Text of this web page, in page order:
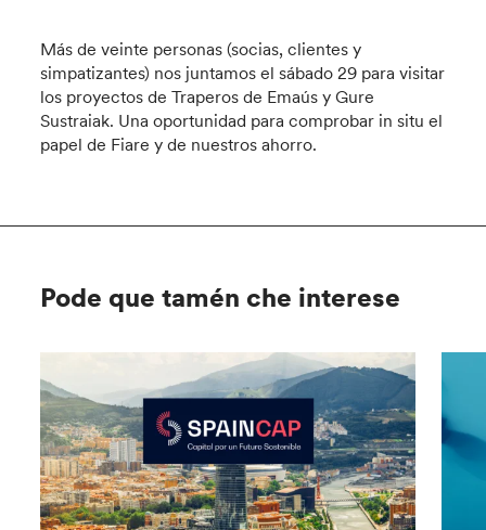
Más de veinte personas (socias, clientes y
simpatizantes) nos juntamos el sábado 29 para visitar
los proyectos de Traperos de Emaús y Gure
Sustraiak. Una oportunidad para comprobar in situ el
papel de Fiare y de nuestros ahorro.
Pode que tamén che interese